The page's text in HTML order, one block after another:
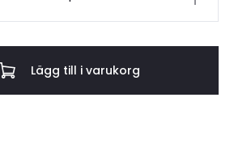
Lägg till i varukorg